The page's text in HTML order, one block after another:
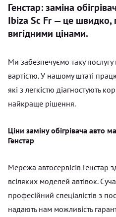
Генстар: заміна
Ibiza Sc Fr — це швидко,
вигідними цінами.
Ми забезпечуємо таку
вартістю. У нашому штаті
які з легкістю діагностують
найкраще рішення.
Ціни заміну обігрівача авто
Генстар
Мережа автосервісів Генстар
всіляких моделей автівок.
професійний спеціалістів з
надають нам можливість